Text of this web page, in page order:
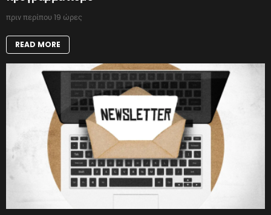
πριν περίπου 19 ώρες
READ MORE